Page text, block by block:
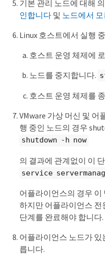
기본 관리 노드에 대해
인합니다 및 노드에서
Linux 호스트에서 실행
호스트 운영 체제에
노드를 중지합니다.
호스트 운영 체제를
VMware 가상 머신 및
행 중인 노드의 경우
shutdown -h now
의 결과에 관계없이 이
service
어플라이언스의 경우
하지만 어플라이언스 전
단계를 완료해야 합니다.
어플라이언스 노드가
릅니다.